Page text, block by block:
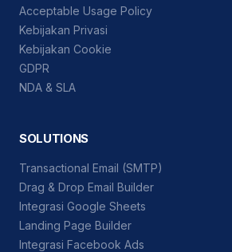
Acceptable Usage Policy
Kebijakan Privasi
Kebijakan Cookie
GDPR
NDA & SLA
SOLUTIONS
Transactional Email (SMTP)
Drag & Drop Email Builder
Integrasi Google Sheets
Landing Page Builder
Integrasi Facebook Ads